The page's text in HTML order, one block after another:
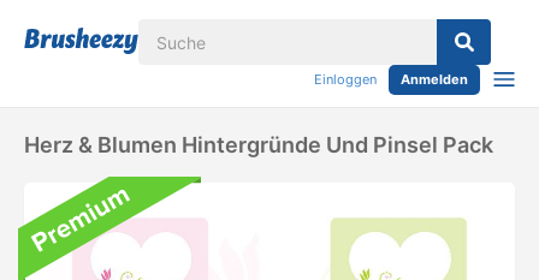
Einloggen Anmelden
Herz & Blumen Hintergründe Und Pinsel Pack